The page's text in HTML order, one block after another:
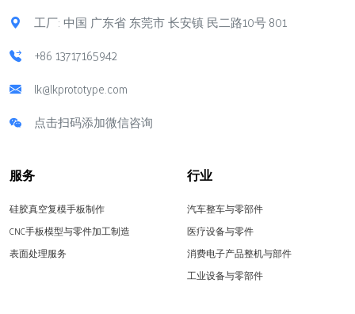
工厂: 中国 广东省 东莞市 长安镇 民二路10号 801
+86 13717165942
lk@lkprototype.com
点击扫码添加微信咨询
服务
硅胶真空复模手板制作
CNC手板模型与零件加工制造
表面处理服务
行业
汽车整车与零部件
医疗设备与零件
消费电子产品整机与部件
工业设备与零部件